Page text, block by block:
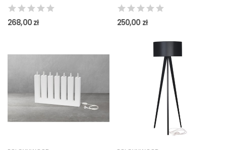
268,00 zł 250,00 zł